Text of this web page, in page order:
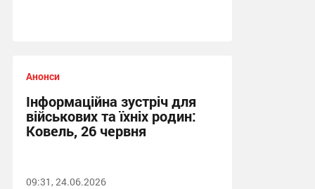
Анонси
Інформаційна зустріч для
військових та їхніх родин:
Ковель, 26 червня
09:31, 24.06.2026